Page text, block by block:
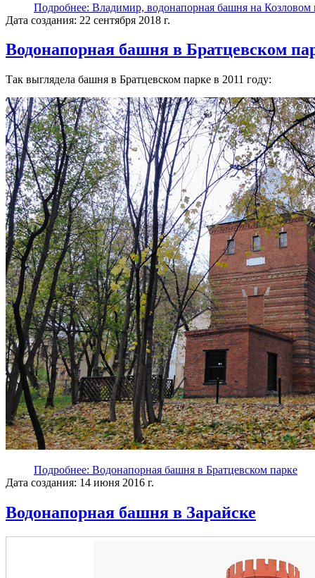
Подробнее: Владимир, водонапорная башня на Козловом
Дата создания: 22 сентября 2018 г.
Водонапорная башня в Братцевском
Так выглядела башня в Братцевском парке в 2011 году:
Подробнее: Водонапорная башня в Братцевском парке
Дата создания: 14 июня 2016 г.
Водонапорная башня в Зарайске